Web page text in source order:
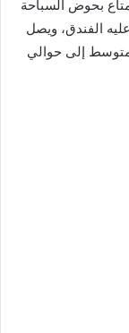
بحوض السباحة
الفندق، ويصل
إلى حوالي